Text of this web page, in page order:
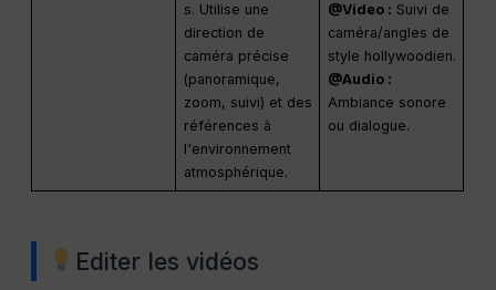
cinématographique
s. Utilise une
direction de
caméra précise
(panoramique,
zoom, suivi) et des
références à
l'environnement
conceptuel.
@Video :Suivi de
caméra/angles de
style hollywoodien.
@Audio :
Ambiance sonore